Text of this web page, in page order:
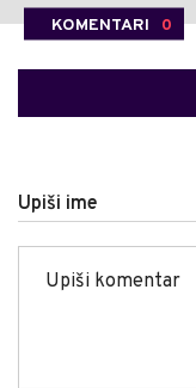
KOMENTARI 0
Upiši ime